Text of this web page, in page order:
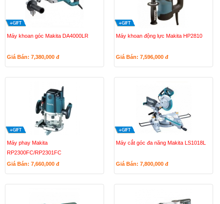
Máy khoan góc Makita DA4000LR
Giá Bán: 7,380,000 đ
Máy khoan động lực Makita HP2810
Giá Bán: 7,596,000 đ
Máy phay Makita
RP2300FC/RP2301FC
Giá Bán: 7,660,000 đ
Máy cắt góc đa năng Makita LS1018L
Giá Bán: 7,800,000 đ